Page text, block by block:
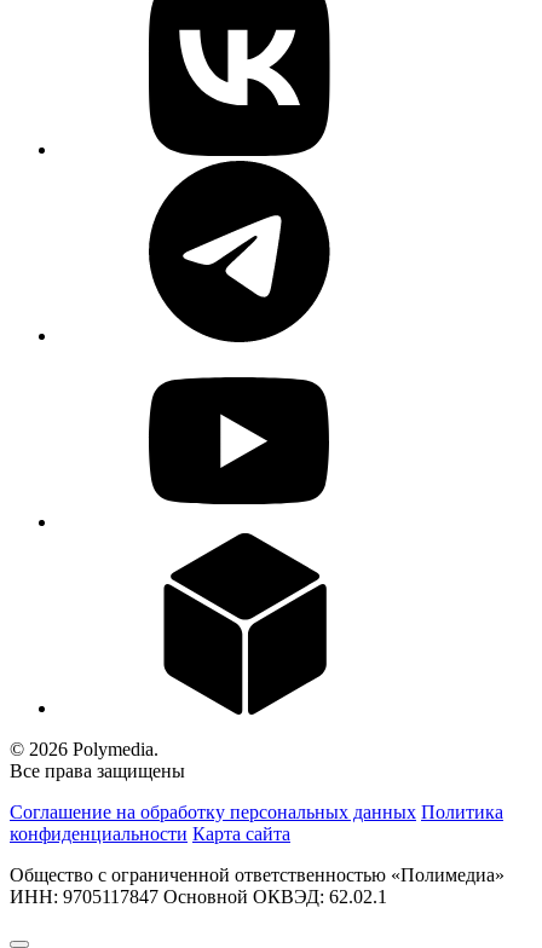
© 2026 Polymedia.
Все права защищены
Соглашение на обработку персональных данных Политика
конфиденциальности Карта сайта
Общество с ограниченной ответственностью «Полимедиа»
ИНН: 9705117847 Основной ОКВЭД: 62.02.1